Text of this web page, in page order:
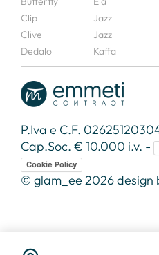
Clip
Clive
Dedalo
Jazz
Jazz
Kaffa
P.Iva e C.F.
Cap.Soc. € 10.000 i.v. -
Cookie Policy
© glam_ee 2026 design